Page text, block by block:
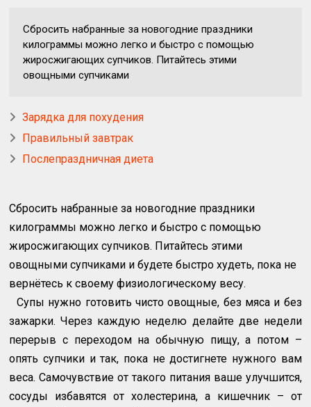
Сбросить набранные за новогодние праздники
килограммы можно легко и быстро с помощью
жиросжигающих супчиков. Питайтесь этими
овощными супчиками
Зарядка для похудения
Правильный завтрак
Послепраздничная диета
Сбросить набранные за новогодние праздники
килограммы можно легко и быстро с помощью
жиросжигающих супчиков. Питайтесь этими
овощными супчиками и будете быстро худеть, пока не
вернётесь к своему физиологическому весу.
Супы нужно готовить чисто овощные, без мяса и без
зажарки. Через каждую неделю делайте две недели
перерыв с переходом на обычную пищу, а потом –
опять супчики и так, пока не достигнете нужного вам
веса. Самочувствие от такого питания ваше улучшится,
сосуды избавятся от холестерина, а кишечник – от